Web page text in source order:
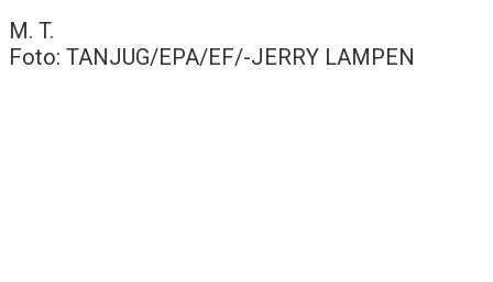
M. T.
Foto: TANJUG/EPA/EF/-JERRY LAMPEN